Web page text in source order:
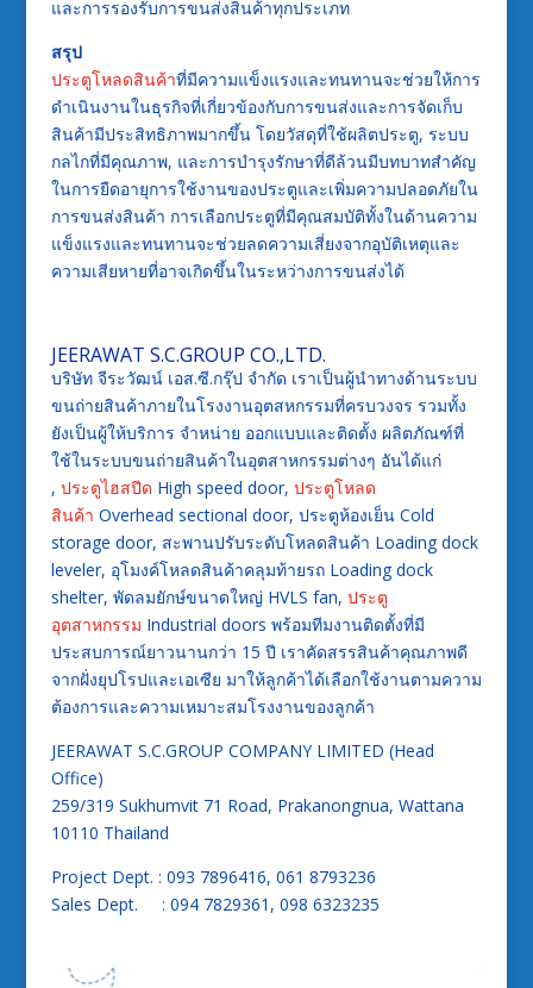
และการรองรับการขนส่งสินค้าทุกประเภท
สรุป
ประตูโหลดสินค้าที่มีความแข็งแรงและทนทานจะช่วยให้การ
ดำเนินงานในธุรกิจที่เกี่ยวข้องกับการขนส่งและการจัดเก็บ
สินค้ามีประสิทธิภาพมากขึ้น โดยวัสดุที่ใช้ผลิตประตู, ระบบ
กลไกที่มีคุณภาพ, และการบำรุงรักษาที่ดีล้วนมีบทบาทสำคัญ
ในการยืดอายุการใช้งานของประตูและเพิ่มความปลอดภัยใน
การขนส่งสินค้า การเลือกประตูที่มีคุณสมบัติทั้งในด้านความ
แข็งแรงและทนทานจะช่วยลดความเสี่ยงจากอุบัติเหตุและ
ความเสียหายที่อาจเกิดขึ้นในระหว่างการขนส่งได้
JEERAWAT S.C.GROUP CO.,LTD.
บริษัท จีระวัฒน์ เอส.ซี.กรุ๊ป จำกัด เราเป็นผู้นำทางด้านระบบ
ขนถ่ายสินค้าภายในโรงงานอุตสหกรรมที่ครบวงจร รวมทั้ง
ยังเป็นผู้ให้บริการ จำหน่าย ออกแบบและติดตั้ง ผลิตภัณฑ์ที่
ใช้ในระบบขนถ่ายสินค้าในอุตสาหกรรมต่างๆ อันได้แก่
, ประตูไฮสปีด High speed door, ประตูโหลด
สินค้า Overhead sectional door, ประตูห้องเย็น Cold
storage door, สะพานปรับระดับโหลดสินค้า Loading dock
leveler, อุโมงค์โหลดสินค้าคลุมท้ายรถ Loading dock
shelter, พัดลมยักษ์ขนาดใหญ่ HVLS fan, ประตู
อุตสาหกรรม Industrial doors พร้อมทีมงานติดตั้งที่มี
ประสบการณ์ยาวนานกว่า 15 ปี เราคัดสรรสินค้าคุณภาพดี
จากฝั่งยุปโรปและเอเซีย มาให้ลูกค้าได้เลือกใช้งานตามความ
ต้องการและความเหมาะสมโรงงานของลูกค้า
JEERAWAT S.C.GROUP COMPANY LIMITED (Head
Office)
259/319 Sukhumvit 71 Road, Prakanongnua, Wattana
10110 Thailand
Project Dept. : 093 7896416, 061 8793236
Sales Dept. : 094 7829361, 098 6323235